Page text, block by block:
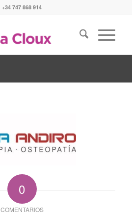
+34 747 868 914
0
COMENTARIOS